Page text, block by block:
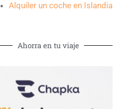
Alquiler un coche en Islandia
Ahorra en tu viaje